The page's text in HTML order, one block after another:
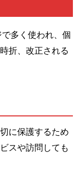
で多く使われ、個
折、改正される
に保護するため
スや訪問しても